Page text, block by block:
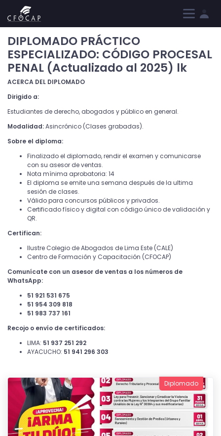
Registrarme
DIPLOMADO PRÁCTICO
ESPECIALIZADO: CÓDIGO PROCESAL
PENAL (Actualizado al 2025) lk
ACERCA DEL DIPLOMADO
Dirigido a:
Estudiantes de derecho, abogados y público en general.
Modalidad:Asincrónico (Clases grabadas).
Sobre el diploma:
Finalizado el diplomado, rendir el examen y comunicarse
con su asesor de ventas.
Nota mínima aprobatoria: 14
El diploma se emite una semana después de la ultima
sesión de clases.
Válido para concursos públicos y privados.
Certificado físico y digital con código único de validación y
QR.
Certifican:
Ilustre Colegio de Abogados de Lima Este (CALE)
Centro de Formación y Capacitación (CFOCAP)
Comunícate con un asesor de ventas a los números de
WhatsApp:
51 921 531 675
51 954 309 818
51 983 737 161
Recojo o envío de certificados:
LIMA: 51 937 251 292
AYACUCHO: 51 941 296 303
Diplomado